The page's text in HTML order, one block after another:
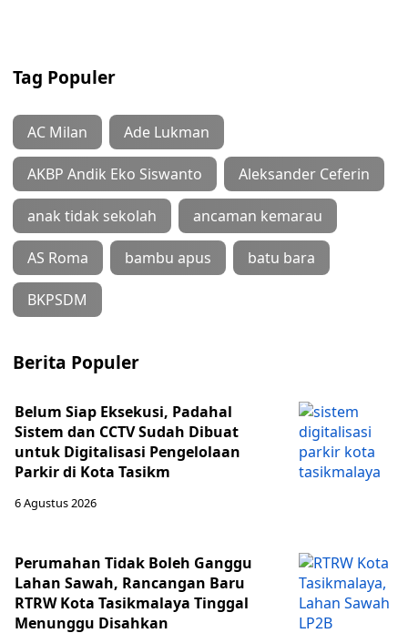
Tag Populer
AC Milan Ade Lukman
AKBP Andik Eko Siswanto Aleksander Ceferin
anak tidak sekolah ancaman kemarau
AS Roma bambu apus batu bara
BKPSDM
Berita Populer
Belum Siap Eksekusi, Padahal
Sistem dan CCTV Sudah Dibuat
untuk Digitalisasi Pengelolaan
Parkir di Kota Tasikm
6 Agustus 2026
Perumahan Tidak Boleh Ganggu
Lahan Sawah, Rancangan Baru
RTRW Kota Tasikmalaya Tinggal
Menunggu Disahkan